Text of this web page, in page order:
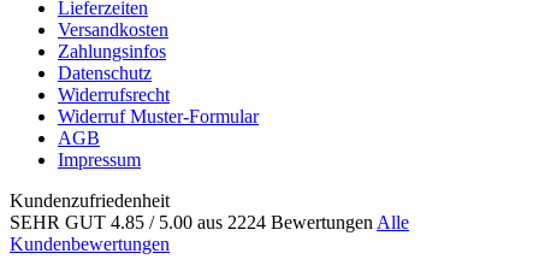
Lieferzeiten
Versandkosten
Zahlungsinfos
Datenschutz
Widerrufsrecht
Widerruf Muster-Formular
AGB
Impressum
Kundenzufriedenheit
SEHR GUT 4.85 / 5.00 aus 2224 Bewertungen Alle
Kundenbewertungen